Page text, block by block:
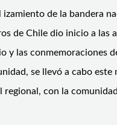
izamiento de la bandera
de Chile dio inicio a las
y las conmemoraciones
se llevó a cabo este
regional, con la